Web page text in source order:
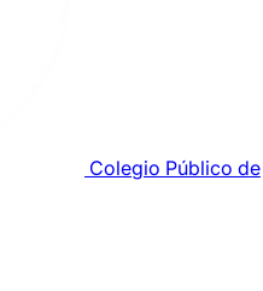
Colegio Público de